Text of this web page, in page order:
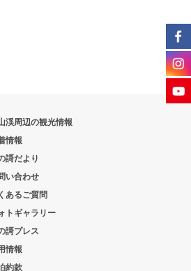
渓周辺の観光情報
情報
謌だより
い合わせ
あるご質問
トギャラリー
謌プレス
情報
約款